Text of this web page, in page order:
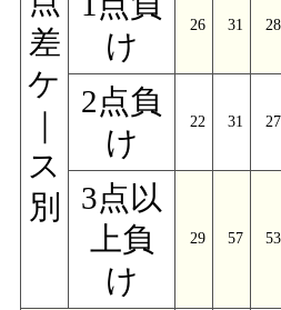
差
ケ
ス
別
け
26 31 28
2点負
け
22 31 27
3点以
上負
け
29 57 53